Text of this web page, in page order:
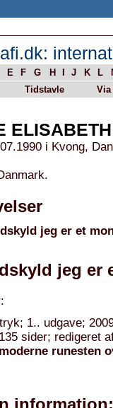
E F G H J K L
Tidstavle Via
i Kvong,
jeg er et
jeg er
1.. udgave;
135 sider; redigeret
moderne runesten
information: